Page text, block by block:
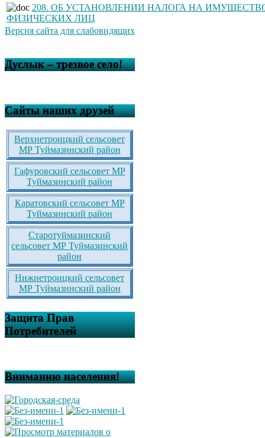
208. ОБ УСТАНОВЛЕНИИ НАЛОГА НА
ФИЗИЧЕСКИХ ЛИЦ
Версия сайта для слабовидящих
Дуслык – трезвое село!
Сайты наших друзей
Верхнетроицкий сельсовет
МР Туймазинский район
Гафуровский сельсовет МР
Туймазинский район
Каратовский сельсовет МР
Туймазинский район
Старотуймазинский
сельсовет МР Туймазинский
район
Нижнетроицкий сельсовет
МР Туймазинский район
Защита Прав
Потребителей
Вниманию населения!